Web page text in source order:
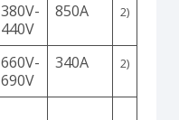
380V-
440V
850A 2)
660V-
690V
340A 2)